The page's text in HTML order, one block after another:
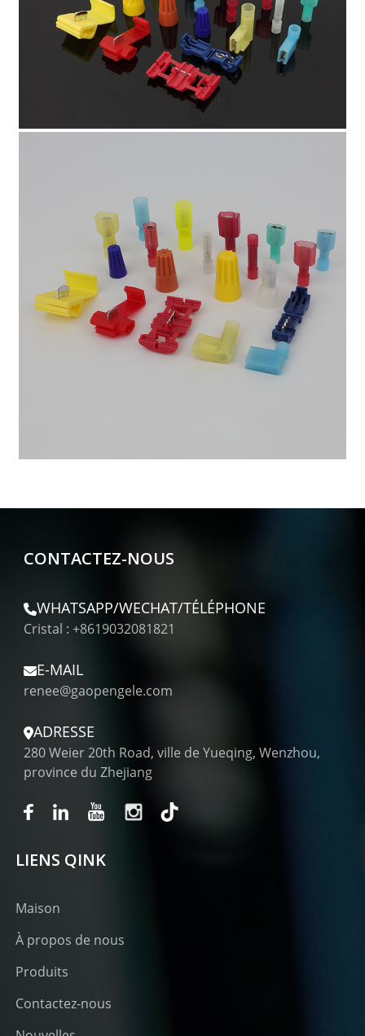
CONTACTEZ-NOUS
WHATSAPP/WECHAT/TÉLÉPHONE
Cristal : +8619032081821
E-MAIL
renee@gaopengele.com
ADRESSE
280 Weier 20th Road, ville de Yueqing, Wenzhou,
province du Zhejiang
LIENS QINK
Maison
À propos de nous
Produits
Contactez-nous